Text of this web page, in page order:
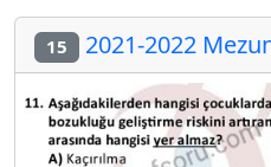
15 2021-2022